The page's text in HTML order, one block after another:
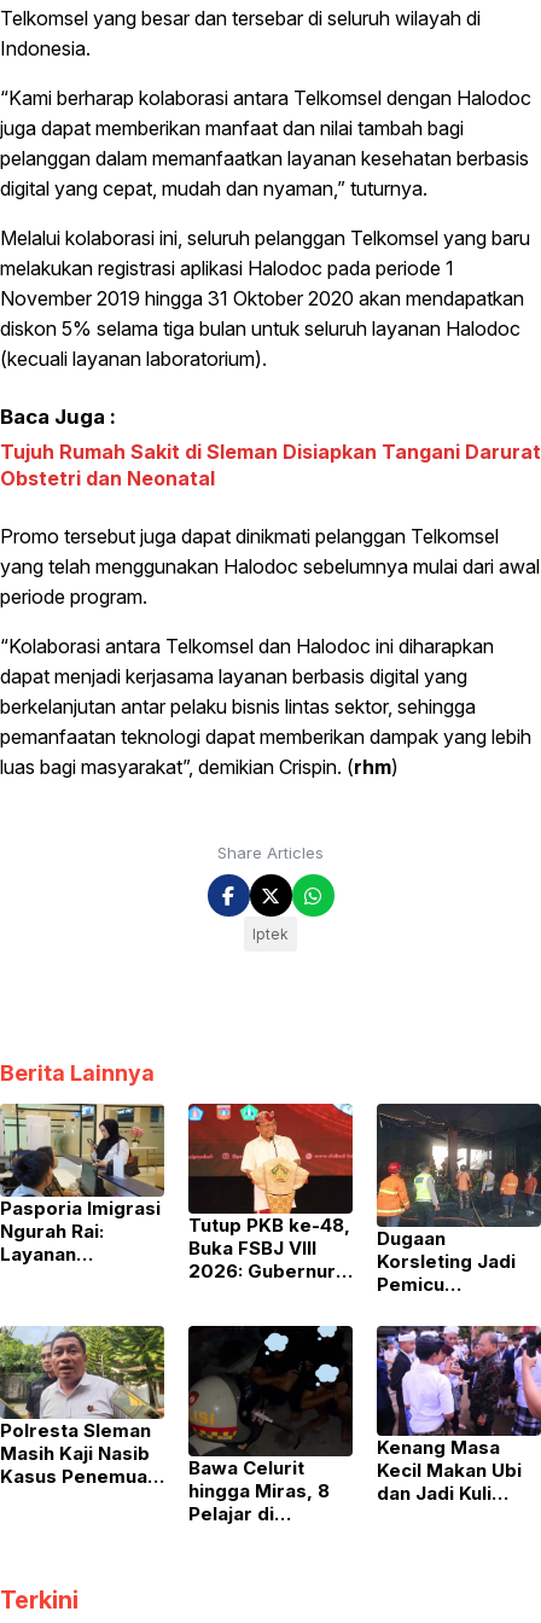
Telkomsel yang besar dan tersebar di seluruh wilayah di
Indonesia.
“Kami berharap kolaborasi antara Telkomsel dengan Halodoc
juga dapat memberikan manfaat dan nilai tambah bagi
pelanggan dalam memanfaatkan layanan kesehatan berbasis
digital yang cepat, mudah dan nyaman,” tuturnya.
Melalui kolaborasi ini, seluruh pelanggan Telkomsel yang baru
melakukan registrasi aplikasi Halodoc pada periode 1
November 2019 hingga 31 Oktober 2020 akan mendapatkan
diskon 5% selama tiga bulan untuk seluruh layanan Halodoc
(kecuali layanan laboratorium).
Baca Juga :
Tujuh Rumah Sakit di Sleman Disiapkan Tangani Darurat
Obstetri dan Neonatal
Promo tersebut juga dapat dinikmati pelanggan Telkomsel
yang telah menggunakan Halodoc sebelumnya mulai dari awal
periode program.
“Kolaborasi antara Telkomsel dan Halodoc ini diharapkan
dapat menjadi kerjasama layanan berbasis digital yang
berkelanjutan antar pelaku bisnis lintas sektor, sehingga
pemanfaatan teknologi dapat memberikan dampak yang lebih
luas bagi masyarakat”, demikian Crispin. (rhm)
Share Articles
Iptek
Berita Lainnya
Pasporia Imigrasi
Ngurah Rai:
Layanan
Tutup PKB ke-48,
Buka FSBJ VIII
2026: Gubernur
Nafas Bali
Dugaan
Korsleting Jadi
Pemicu
Vrama Billiard &
Cafe Yogyakarta
Polresta Sleman
Masih Kaji Nasib
Kasus Penemuan
Bawa Celurit
hingga Miras, 8
Pelajar di
Kenang Masa
Kecil Makan Ubi
dan Jadi Kuli
Terkini